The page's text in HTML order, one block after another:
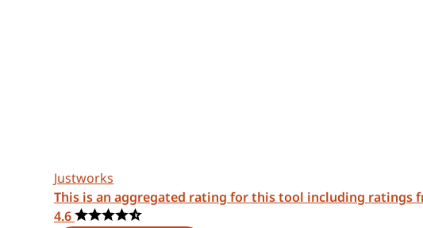
Justworks
This is an aggregated rating for this tool including ratings
4.6